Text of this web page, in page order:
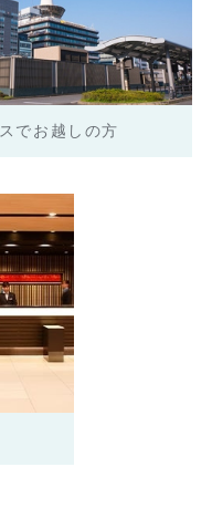
でお越しの方